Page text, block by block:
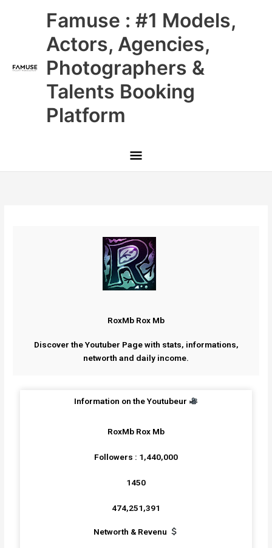
Famuse : #1 Models,
Actors, Agencies,
Photographers &
Talents Booking
Platform
Main
Menu
RoxMb Rox Mb
Discover the Youtuber Page with stats, informations,
networth and daily income.
Information on the Youtubeur
RoxMb Rox Mb
Followers : 1,440,000
1450
474,251,391
Networth & Revenu